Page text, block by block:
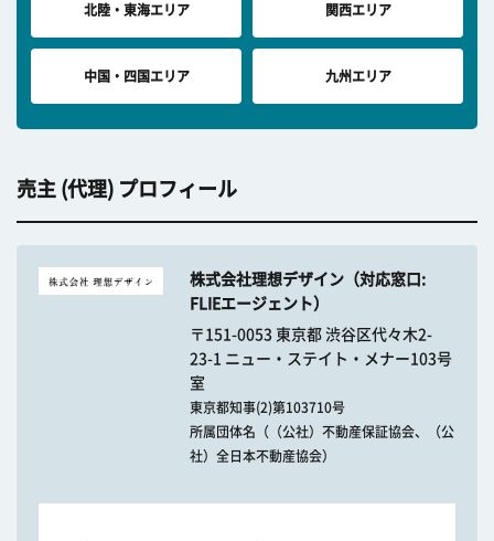
北陸・東海エリア 関西エリア
中国・四国エリア 九州エリア
売主 (代理) プロフィール
株式会社理想デザイン（対応窓口:
FLIEエージェント）
〒151-0053 東京都 渋谷区代々木2-
23-1 ニュー・ステイト・メナー103号
室
東京都知事(2)第103710号
所属団体名（（公社）不動産保証協会、（公
社）全日本不動産協会）